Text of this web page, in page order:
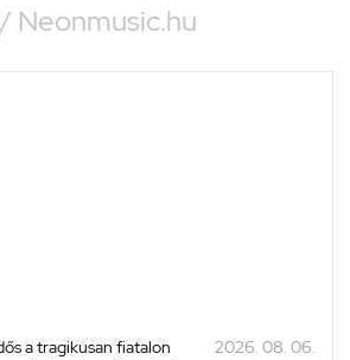
/ Neonmusic.hu
a tragikusan fiatalon
2026. 08. 06.